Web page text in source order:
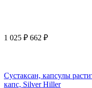
1 025 ₽ 662 ₽
Сустаксан, капсулы
капс, Silver Hiller